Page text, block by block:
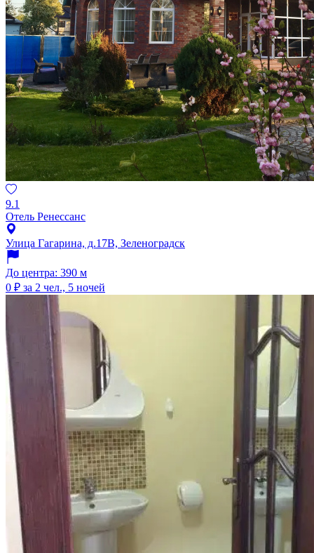
9.1
Отель Ренессанс
Улица Гагарина, д.17В, Зеленоградск
До центра: 390 м
0 ₽ за 2 чел., 5 ночей